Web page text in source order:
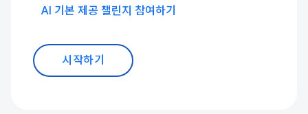
AI 기본 제공 챌린지 참여하기
시작하기